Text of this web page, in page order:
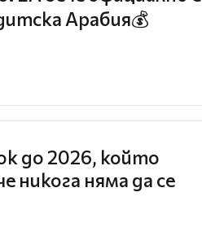
Арабия💰
до 2026, който
никога няма да се